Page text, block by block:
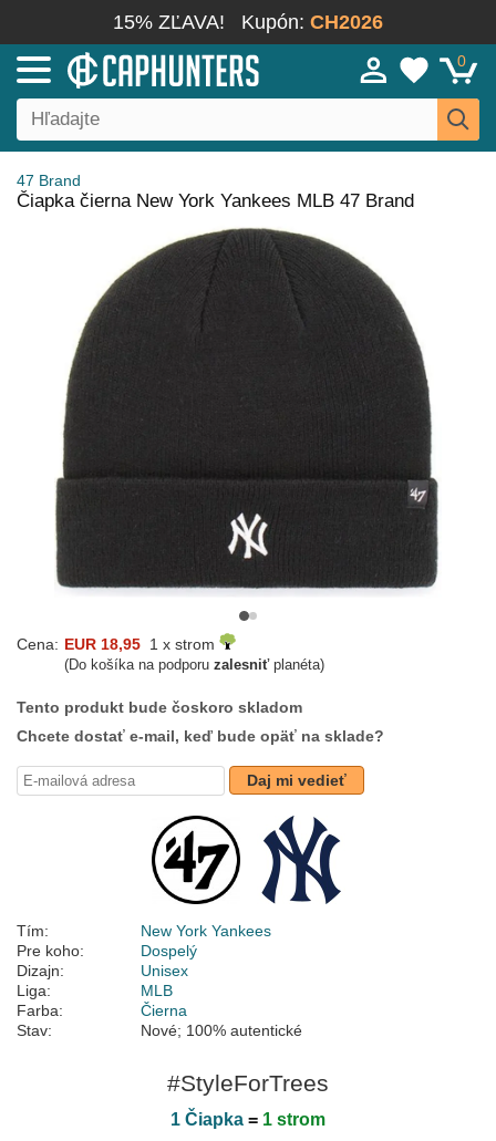
15% ZĽAVA! Kupón: CH2026
0
47 Brand
Čiapka čierna New York Yankees MLB 47 Brand
Cena: EUR 18,95 1 x strom
(Do košíka na podporu zalesniťplanéta)
Tento produkt bude čoskoro skladom
Chcete dostať e-mail, keď bude opäť na sklade?
Daj mi vedieť
Tím:
New York Yankees
Pre koho:
Dospelý
Dizajn:
Unisex
Liga:
MLB
Farba:
Čierna
Stav:
Nové; 100% autentické
#StyleForTrees
1 Čiapka = 1 strom